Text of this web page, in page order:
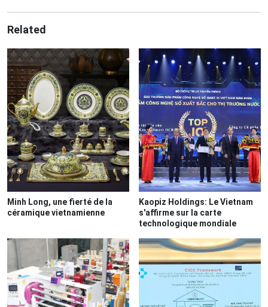
Related
Minh Long, une fierté de la
céramique vietnamienne
Kaopiz Holdings: Le Vietnam
s'affirme sur la carte
technologique mondiale